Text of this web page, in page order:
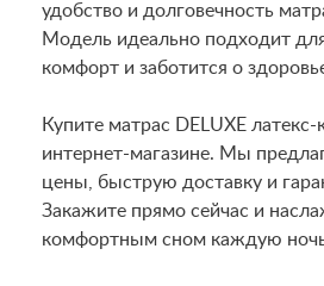
удобство и долговечность
Модель идеально подходит
комфорт и заботится о
Купите матрас DELUXE
интернет-магазине. Мы
цены, быструю доставку и
Закажите прямо сейчас и
комфортным сном каждую